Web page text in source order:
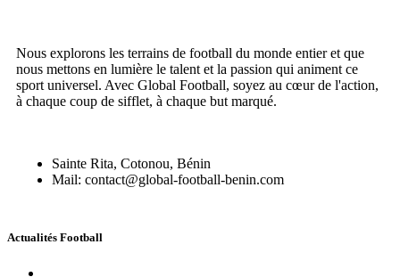
Nous explorons les terrains de football du monde entier et que
nous mettons en lumière le talent et la passion qui animent ce
sport universel. Avec Global Football, soyez au cœur de l'action,
à chaque coup de sifflet, à chaque but marqué.
Sainte Rita, Cotonou, Bénin
Mail: contact@global-football-benin.com
Actualités Football